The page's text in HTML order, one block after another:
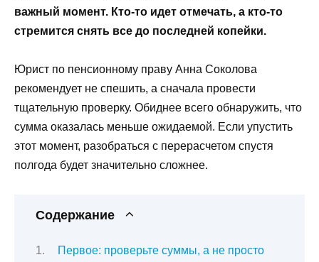
важный момент. Кто-то идет отмечать, а кто-то
стремится снять все до последней копейки.
Юрист по пенсионному праву Анна Соколова
рекомендует не спешить, а сначала провести
тщательную проверку. Обиднее всего обнаружить, что
сумма оказалась меньше ожидаемой. Если упустить
этот момент, разобраться с перерасчетом спустя
полгода будет значительно сложнее.
Содержание
Первое: проверьте суммы, а не просто